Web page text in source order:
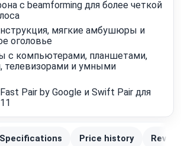
с beamforming для более четкой
мягкие амбушюры и
оголовье
с компьютерами, планшетами,
телевизорами и умными
Pair by Google и Swift Pair для
Specifications Price history